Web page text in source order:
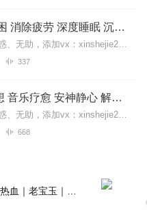
睡前冥想：一听就困 消除疲劳 深度睡眠 沉浸体验
如果你还感到焦虑、困惑、无助，添加vx：xinshejie2018、vx公众号：宣萱心伴，与主播宣萱开启心灵交流之旅，共建温暖的精神家园！如果你喜欢我的内容，请...
337
正念冥想 | 减压冥想 音乐疗愈 安神静心 解郁降噪
如果你还感到焦虑、困惑、无助，添加vx：xinshejie2018、vx公众号：宣萱心伴，与主播宣萱开启心灵交流之旅，共建温暖的精神家园！如果你喜欢我的内容，请...
668